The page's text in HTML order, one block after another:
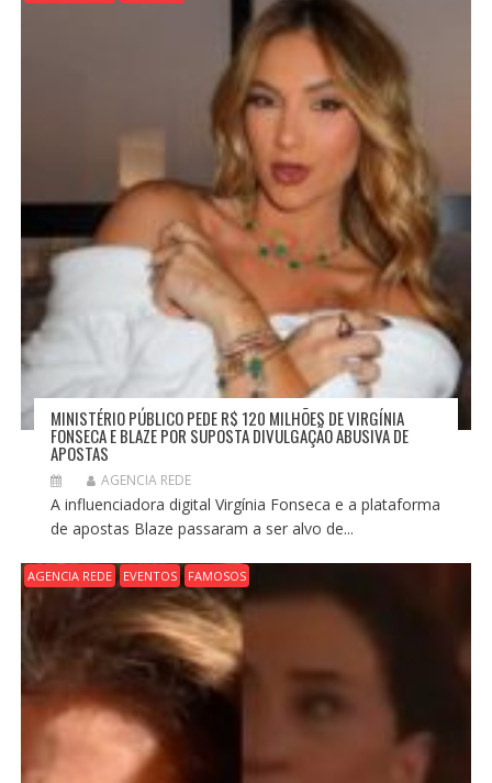
MINISTÉRIO PÚBLICO PEDE R$ 120 MILHÕES DE VIRGÍNIA
FONSECA E BLAZE POR SUPOSTA DIVULGAÇÃO ABUSIVA DE
APOSTAS
AGENCIA REDE
A influenciadora digital Virgínia Fonseca e a plataforma
de apostas Blaze passaram a ser alvo de...
AGENCIA REDE EVENTOS FAMOSOS